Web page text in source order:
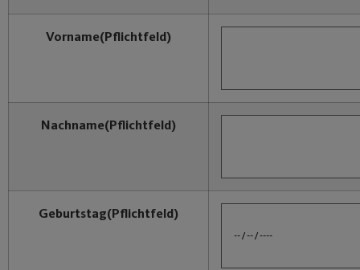
Vorname(Pflichtfeld)
Nachname(Pflichtfeld)
Geburtstag(Pflichtfeld)